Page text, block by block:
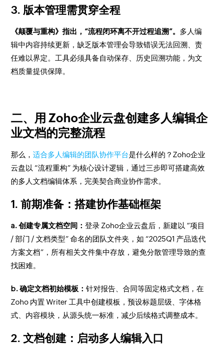
3. 版本管理需贯穿全程
《颠覆与重构》指出，“流程闭环离不开过程追溯”。 多人编
辑中内容持续更新，缺乏版本管理会导致错误无法回溯、责
任难以界定。工具必须具备自动保存、历史回溯功能，为文
档质量提供保障。
二、用 Zoho企业云盘创建多人编辑企
业文档的完整流程
那么，适合多人编辑的团队协作平台是什么样的？Zoho企业
云盘以 “流程重构” 为核心设计逻辑，通过三步即可搭建高效
的多人文档编辑体系，完美契合商业协作需求。
1. 前期准备：搭建协作基础框架
a. 创建专属文档空间：登录 Zoho企业云盘后，新建以 “项目
/ 部门 / 文档类型” 命名的团队文件夹，如 “2025Q1 产品迭代
方案文档”，所有相关文件集中存放，避免分散管理导致的查
找困难。
b. 确定文档初始模板：针对报告、合同等固定格式文档，在
Zoho 内置 Writer 工具中创建模板，预设标题层级、字体格
式、内容模块，从源头统一标准，减少后续格式调整成本。
2. 文档创建：启动多人编辑入口